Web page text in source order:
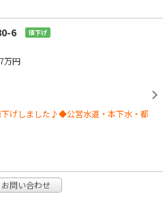
6 値下げ
万円
げしました♪◆公営水道・本下水・都
問い合わせ